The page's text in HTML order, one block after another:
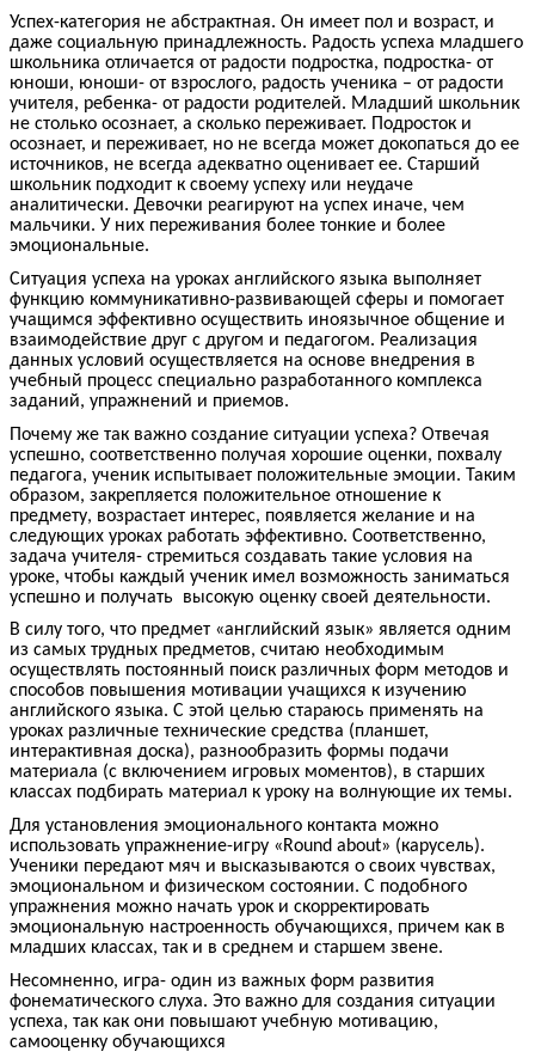
Успех-категория не абстрактная. Он имеет пол и возраст, и
даже социальную принадлежность. Радость успеха младшего
школьника отличается от радости подростка, подростка- от
юноши, юноши- от взрослого, радость ученика – от радости
учителя, ребенка- от радости родителей. Младший школьник
не столько осознает, а сколько переживает. Подросток и
осознает, и переживает, но не всегда может докопаться до ее
источников, не всегда адекватно оценивает ее. Старший
школьник подходит к своему успеху или неудаче
аналитически. Девочки реагируют на успех иначе, чем
мальчики. У них переживания более тонкие и более
эмоциональные.
Ситуация успеха на уроках английского языка выполняет
функцию коммуникативно-развивающей сферы и помогает
учащимся эффективно осуществить иноязычное общение и
взаимодействие друг с другом и педагогом. Реализация
данных условий осуществляется на основе внедрения в
учебный процесс специально разработанного комплекса
заданий, упражнений и приемов.
Почему же так важно создание ситуации успеха? Отвечая
успешно, соответственно получая хорошие оценки, похвалу
педагога, ученик испытывает положительные эмоции. Таким
образом, закрепляется положительное отношение к
предмету, возрастает интерес, появляется желание и на
следующих уроках работать эффективно. Соответственно,
задача учителя- стремиться создавать такие условия на
уроке, чтобы каждый ученик имел возможность заниматься
успешно и получать высокую оценку своей деятельности.
В силу того, что предмет «английский язык» является одним
из самых трудных предметов, считаю необходимым
осуществлять постоянный поиск различных форм методов и
способов повышения мотивации учащихся к изучению
английского языка. С этой целью стараюсь применять на
уроках различные технические средства (планшет,
интерактивная доска), разнообразить формы подачи
материала (с включением игровых моментов), в старших
классах подбирать материал к уроку на волнующие их темы.
Для установления эмоционального контакта можно
использовать упражнение-игру «Round about» (карусель).
Ученики передают мяч и высказываются о своих чувствах,
эмоциональном и физическом состоянии. С подобного
упражнения можно начать урок и скорректировать
эмоциональную настроенность обучающихся, причем как в
младших классах, так и в среднем и старшем звене.
Несомненно, игра- один из важных форм развития
фонематического слуха. Это важно для создания ситуации
успеха, так как они повышают учебную мотивацию,
самооценку обучающихся